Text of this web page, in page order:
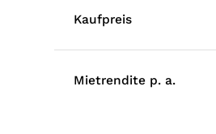
Kaufpreis
Mietrendite p. a.